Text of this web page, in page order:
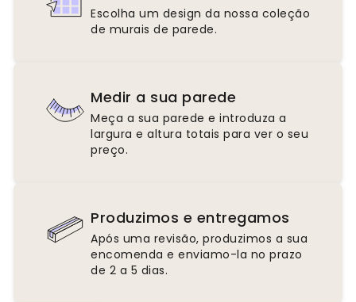
Escolha um design da nossa coleção
de murais de parede.
Medir a sua parede
Meça a sua parede e introduza a
largura e altura totais para ver o seu
preço.
Produzimos e entregamos
Após uma revisão, produzimos a sua
encomenda e enviamo-la no prazo
de 2 a 5 dias.